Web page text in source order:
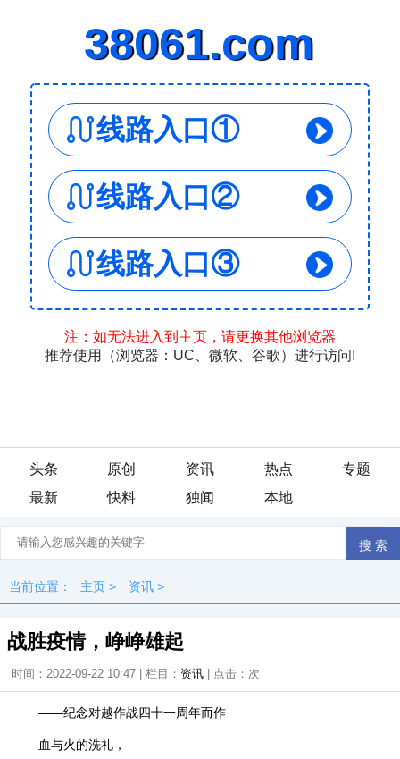
头条 原创 资讯 热点
专题
最新
快料 独闻 本地
当前位置： 主页 > 资讯 >
战胜疫情，峥峥雄起
时间：2022-09-22 10:47 | 栏目： 资讯 | 点击： 次
——纪念对越作战四十一周年而作
血与火的洗礼，